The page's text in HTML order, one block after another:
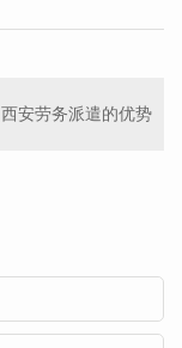
西安劳务派遣的优势